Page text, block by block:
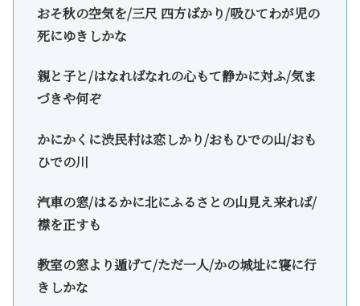
おそ秋の空気を/三尺 四方ばかり/吸ひてわが児の
死にゆきしかな
親と子と/はなればなれの心もて静かに対ふ/気ま
づきや何ぞ
かにかくに渋民村は恋しかり/おもひでの山/おも
ひでの川
汽車の窓/はるかに北にふるさとの山見え来れば/
襟を正すも
教室の窓より遁げて/ただ一人/かの城址に寝に行
きしかな